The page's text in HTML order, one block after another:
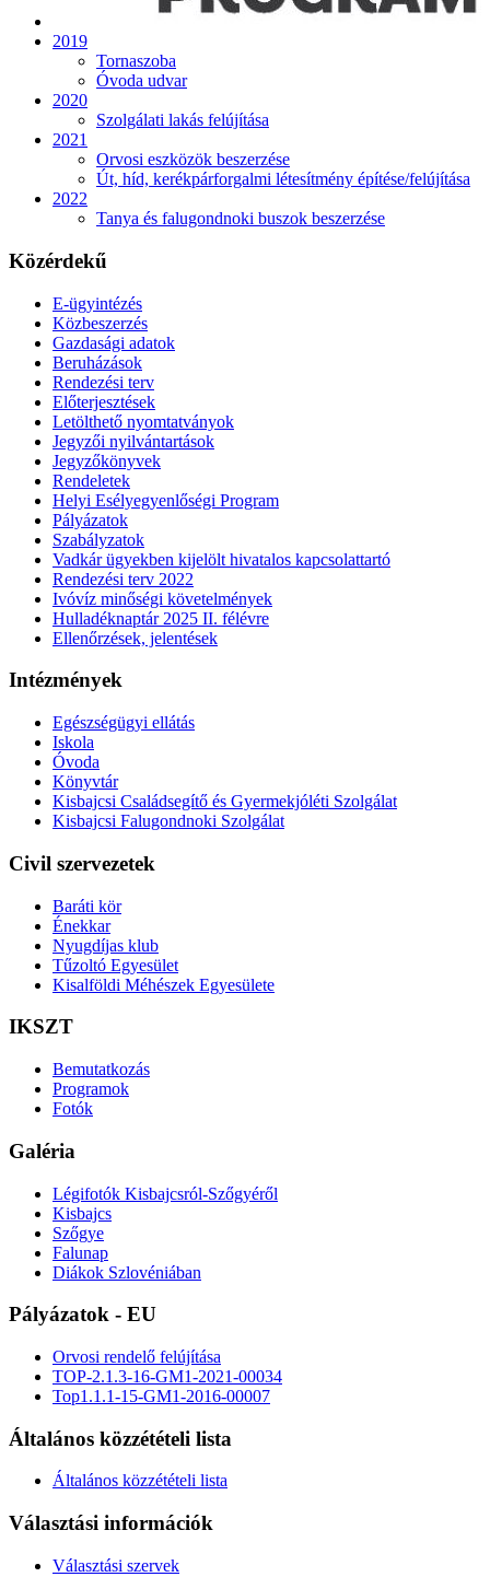
2019
Tornaszoba
Óvoda udvar
2020
Szolgálati lakás felújítása
2021
Orvosi eszközök beszerzése
Út, híd, kerékpárforgalmi létesítmény építése/felújítása
2022
Tanya és falugondnoki buszok beszerzése
Közérdekű
E-ügyintézés
Közbeszerzés
Gazdasági adatok
Beruházások
Rendezési terv
Előterjesztések
Letölthető nyomtatványok
Jegyzői nyilvántartások
Jegyzőkönyvek
Rendeletek
Helyi Esélyegyenlőségi Program
Pályázatok
Szabályzatok
Vadkár ügyekben kijelölt hivatalos kapcsolattartó
Rendezési terv 2022
Ivóvíz minőségi követelmények
Hulladéknaptár 2025 II. félévre
Ellenőrzések, jelentések
Intézmények
Egészségügyi ellátás
Iskola
Óvoda
Könyvtár
Kisbajcsi Családsegítő és Gyermekjóléti Szolgálat
Kisbajcsi Falugondnoki Szolgálat
Civil szervezetek
Baráti kör
Énekkar
Nyugdíjas klub
Tűzoltó Egyesület
Kisalföldi Méhészek Egyesülete
IKSZT
Bemutatkozás
Programok
Fotók
Galéria
Légifotók Kisbajcsról-Szőgyéről
Kisbajcs
Szőgye
Falunap
Diákok Szlovéniában
Pályázatok - EU
Orvosi rendelő felújítása
TOP-2.1.3-16-GM1-2021-00034
Top1.1.1-15-GM1-2016-00007
Általános közzétételi lista
Általános közzétételi lista
Választási információk
Választási szervek